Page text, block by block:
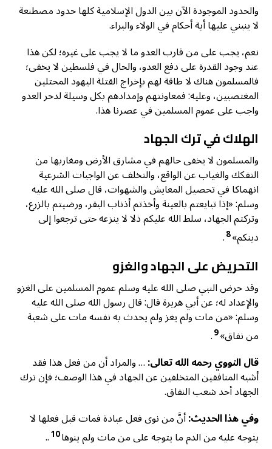
والحدود الموجودة الآن بين الدول الإسلامية كلها حدود مصطنعة
لا ينبني عليها أية أحكام في الولاء والبراء.
نعم، يجب على من قارب العدو ما لا يجب على غيره؛ لكن هذا
عند وجود القدرة على دفع العدو، والحال في فلسطين لا يخفى؛
فالمسلمون هناك لا طاقة لهم بإخراج القتلة اليهود المحتلين
المغتصبين، وعليه: فمعاونتهم وإمدادهم بكل وسيلة لدحر العدو
واجب على عموم المسلمين في عصرنا هذا.
الهلاك في ترك الجهاد
والمسلمون لا يخفى حالهم في مشارق الأرض ومغاربها من
التفكك والغياب عن الواقع، والتخلف عن الواجبات الشرعية
انهماكا في تحصيل المعايش والشهوات، قال صلى الله عليه
وسلم: «إذا تبايعتم بالعينة وأخذتم أذناب البقر، ورضيتم بالزرع،
وتركتم الجهاد، سلط الله عليكم ذلا لا ينزعه حتى ترجعوا إلى
دينكم»8
.
التحريض على الجهاد والغزو
وقد حرض النبي صلى الله عليه وسلم عموم المسلمين على الغزو
والإعداد له؛ عن أبي هريرة قال: قال رسول الله صلى الله عليه
وسلم: «من مات ولم يغز ولم يحدث به نفسه مات على شعبة
من نفاق»9
.
قال النووي رحمه الله تعالى:… والمراد أن من فعل هذا فقد
أشبه المنافقين المتخلفين عن الجهاد في هذا الوصف؛ فإن ترك
الجهاد أحد شعب النفاق.
وفي هذا الحديث:أنَّ من نوى فعل عبادة فمات قبل فعلها لا
يتوجه عليه من الدم ما يتوجه على من مات ولم ينوها10
..